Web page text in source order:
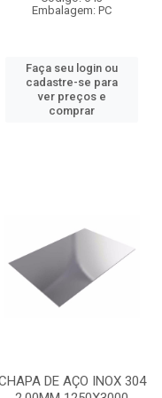
Embalagem: PC
Faça seu login ou
cadastre-se para
ver preços e
comprar
DE AÇO INOX 304